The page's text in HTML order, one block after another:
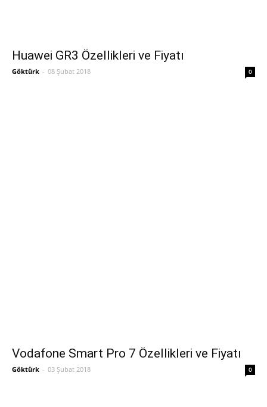
Huawei GR3 Özellikleri ve Fiyatı
Göktürk - 08 Şubat 2018 0
Vodafone Smart Pro 7 Özellikleri ve Fiyatı
Göktürk - 03 Şubat 2018 0